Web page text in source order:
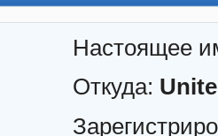
Настоящее
Откуда: